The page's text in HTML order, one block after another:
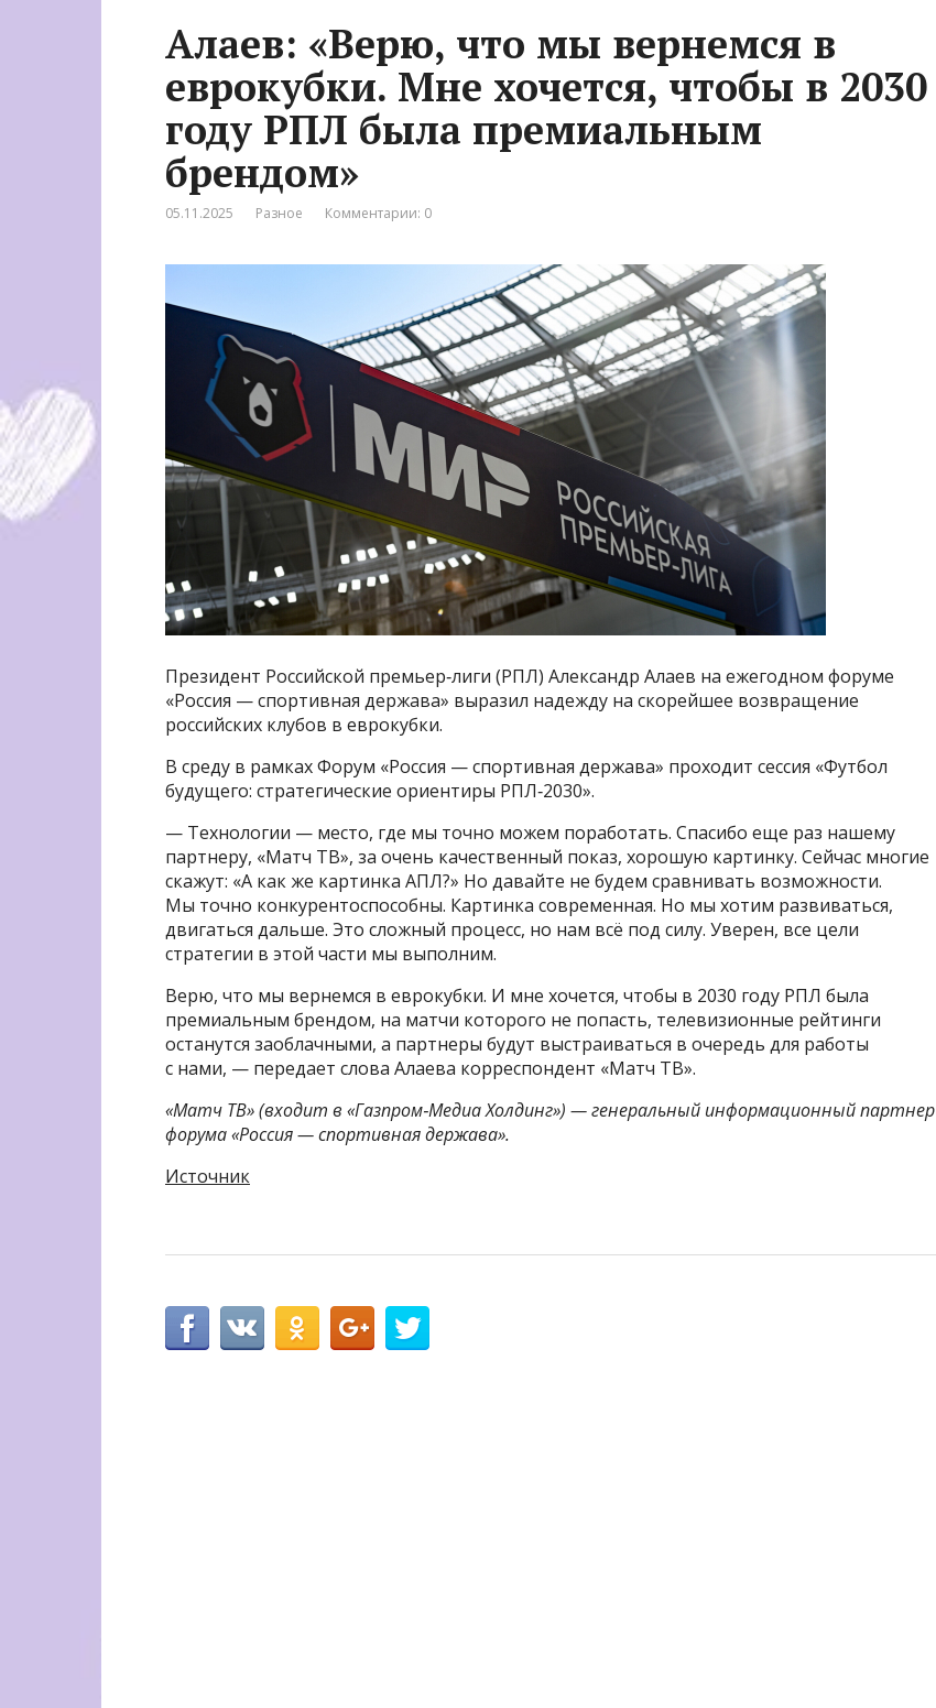
Алаев: «Верю, что мы вернемся в
еврокубки. Мне хочется, чтобы в 2030
году РПЛ была премиальным
брендом»
05.11.2025 Разное Комментарии: 0
Президент Российской премьер‑лиги (РПЛ) Александр Алаев на ежегодном форуме
«Россия — спортивная держава» выразил надежду на скорейшее возвращение
российских клубов в еврокубки.
В среду в рамках Форум «Россия — спортивная держава» проходит сессия «Футбол
будущего: стратегические ориентиры РПЛ‑2030».
— Технологии — место, где мы точно можем поработать. Спасибо еще раз нашему
партнеру, «Матч ТВ», за очень качественный показ, хорошую картинку. Сейчас многие
скажут: «А как же картинка АПЛ?» Но давайте не будем сравнивать возможности.
Мы точно конкурентоспособны. Картинка современная. Но мы хотим развиваться,
двигаться дальше. Это сложный процесс, но нам всё под силу. Уверен, все цели
стратегии в этой части мы выполним.
Верю, что мы вернемся в еврокубки. И мне хочется, чтобы в 2030 году РПЛ была
премиальным брендом, на матчи которого не попасть, телевизионные рейтинги
останутся заоблачными, а партнеры будут выстраиваться в очередь для работы
с нами, — передает слова Алаева корреспондент «Матч ТВ».
«Матч ТВ» (входит в «Газпром‑Медиа Холдинг») — генеральный информационный партнер
форума «Россия — спортивная держава».
Источник